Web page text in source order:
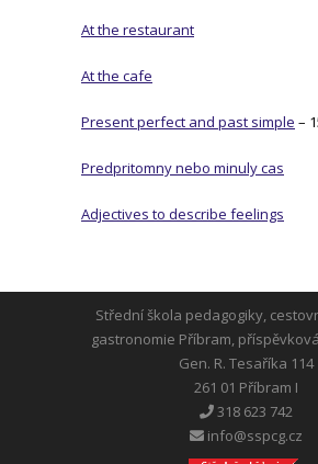
At the restaurant
At the cafe
Present perfect and past simple –
Predpritomny nebo minuly cas
Adjectives to describe feelings
Střední škola pedagogiky,
gastronomie Příbram,
Gen. R. Tesaříka 114
261 01 Příbram I
318 623 742
info@sspcg.cz